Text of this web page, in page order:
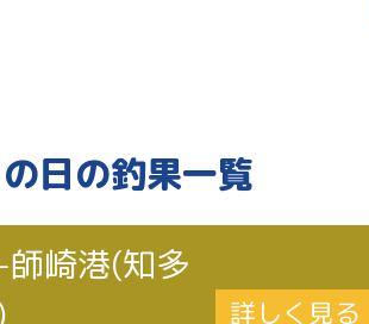
日の釣果一覧
崎港(知多
詳しく見る